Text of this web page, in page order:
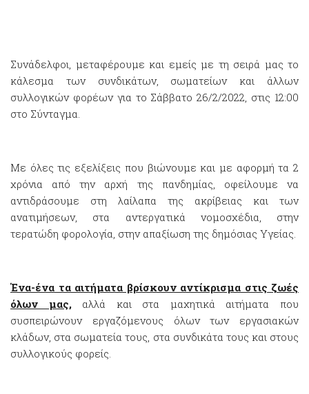
Συνάδελφοι, μεταφέρουμε και εμείς με τη σειρά μας το
κάλεσμα των συνδικάτων, σωματείων και άλλων
συλλογικών φορέων για το Σάββατο 26/2/2022, στις 12:00
στο Σύνταγμα.
Με όλες τις εξελίξεις που βιώνουμε και με αφορμή τα 2
χρόνια από την αρχή της πανδημίας, οφείλουμε να
αντιδράσουμε στη λαίλαπα της ακρίβειας και των
ανατιμήσεων, στα αντεργατικά νομοσχέδια, στην
τερατώδη φορολογία, στην απαξίωση της δημόσιας Υγείας.
Ένα-ένα τα αιτήματα βρίσκουν αντίκρισμα στις ζωές
όλων μας,αλλά και στα μαχητικά αιτήματα που
συσπειρώνουν εργαζόμενους όλων των εργασιακών
κλάδων, στα σωματεία τους, στα συνδικάτα τους και στους
συλλογικούς φορείς.